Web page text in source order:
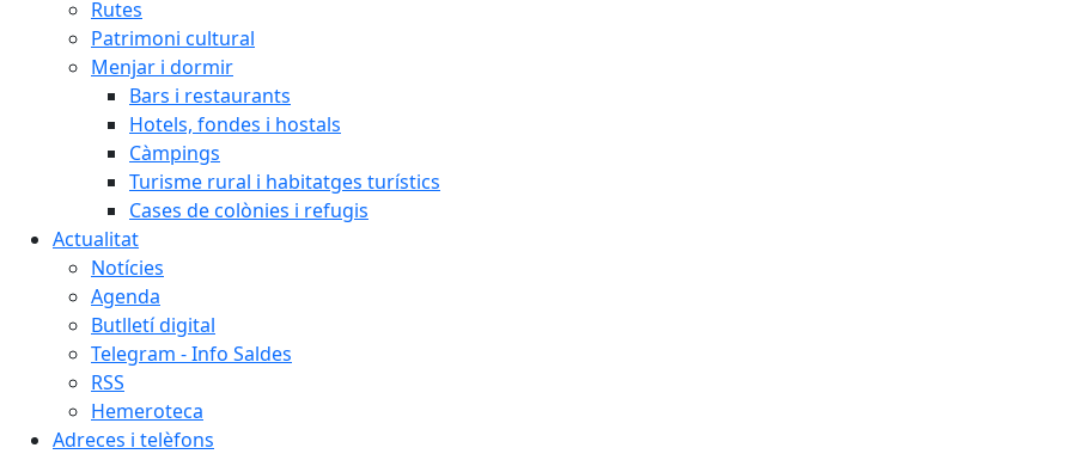
Rutes
Patrimoni cultural
Menjar i dormir
Bars i restaurants
Hotels, fondes i hostals
Càmpings
Turisme rural i habitatges turístics
Cases de colònies i refugis
Actualitat
Notícies
Agenda
Butlletí digital
Telegram - Info Saldes
RSS
Hemeroteca
Adreces i telèfons